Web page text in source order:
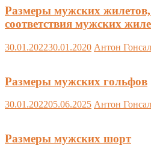
Размеры мужских
соответствия мужских
30.01.202230.01.2020 Антон
Размеры мужских гольфов
30.01.202205.06.2025 Антон
Размеры мужских шорт